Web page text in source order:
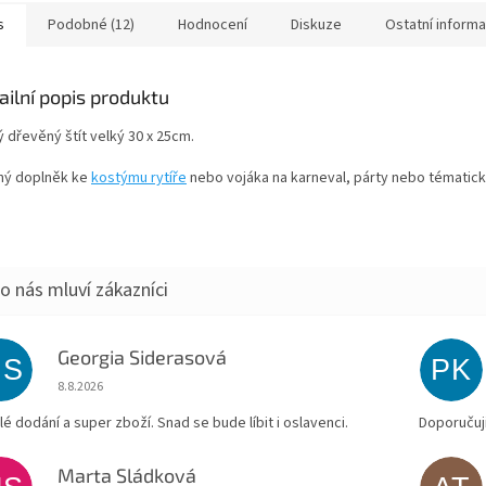
Podobné (12) Hodnocení Diskuze Ostatní
popis produktu
dřevěný štít velký 30 x 25cm.
doplněk ke kostýmu rytířenebo vojáka na karneval, párty nebo
Georgia Siderasová
Hodnocení obchodu je 5 z 5 hvězdiček.
8.8.2026
dodání a super zboží. Snad se bude líbit i oslavenci.
PK
Marta Sládková